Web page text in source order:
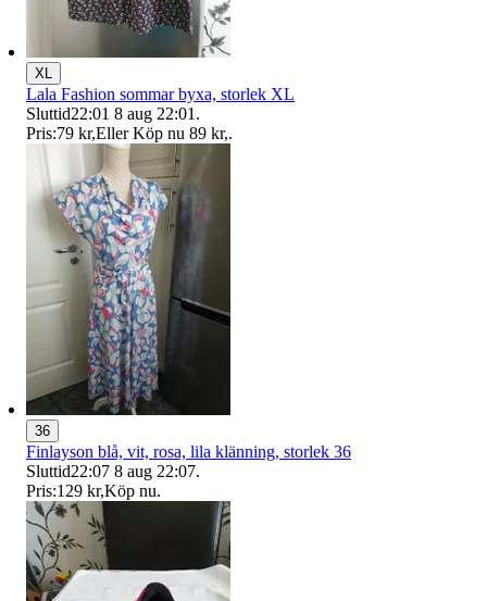
XL
Lala Fashion sommar byxa, storlek XL
Sluttid22:01 8 aug 22:01 .
Pris:79 kr,Eller Köp nu 89 kr,.
36
Finlayson blå, vit, rosa, lila klänning, storlek 36
Sluttid22:07 8 aug 22:07.
Pris:129 kr,Köp nu.